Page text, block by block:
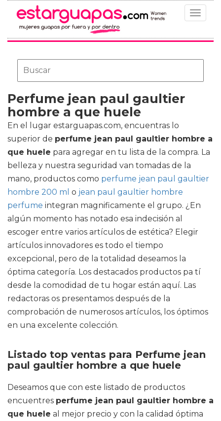
Toggle
Perfume jean paul gaultier
hombre a que huele
En el lugar estarguapas.com, encuentras lo
superior de perfume jean paul gaultier hombre a
que huele para agregar en tu lista de la compra. La
belleza y nuestra seguridad van tomadas de la
mano, productos como perfume jean paul gaultier
hombre 200 ml o jean paul gaultier hombre
perfume integran magnificamente el grupo. ¿En
algún momento has notado esa indecisión al
escoger entre varios artículos de estética? Elegir
artículos innovadores es todo el tiempo
excepcional, pero de la totalidad deseamos la
óptima categoría. Los destacados productos pa tí
desde la comodidad de tu hogar están aquí. Las
redactoras os presentamos después de la
comprobación de numerosos artículos, los óptimos
en una excelente colección.
Listado top ventas para Perfume jean
paul gaultier hombre a que huele
Deseamos que con este listado de productos
encuentres perfume jean paul gaultier hombre a
que huele al mejor precio y con la calidad óptima